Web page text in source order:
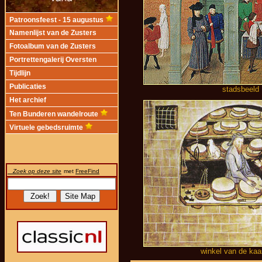
Patroonsfeest - 15 augustus
Namenlijst van de Zusters
Fotoalbum van de Zusters
Portrettengalerij Oversten
Tijdlijn
Publicaties
Het archief
Ten Bunderen wandelroute
Virtuele gebedsruimte
Zoek op deze site met FreeFind
stadsbeeld
winkel van de